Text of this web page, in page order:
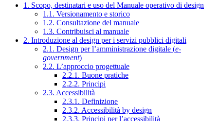
1. Scopo, destinatari e uso del Manuale operativo di design
1.1. Versionamento e storico
1.2. Consultazione del manuale
1.3. Contribuisci al manuale
2. Introduzione al design per i servizi pubblici digitali
2.1. Design per l’amministrazione digitale (e-
government)
2.2. L’approccio progettuale
2.2.1. Buone pratiche
2.2.2. Principi
2.3. Accessibilità
2.3.1. Definizione
2.3.2. Accessibilità by design
2.3.3. Principi per l’accessibilità